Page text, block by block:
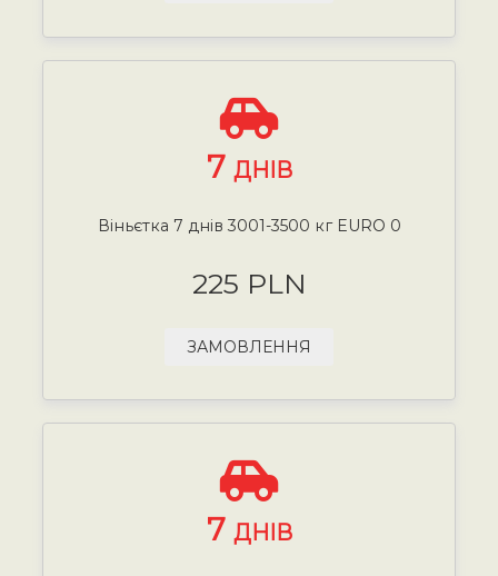
7 ДНІВ
Віньєтка 7 днів 3001-3500 кг EURO 0
225 PLN
ЗАМОВЛЕННЯ
7 ДНІВ